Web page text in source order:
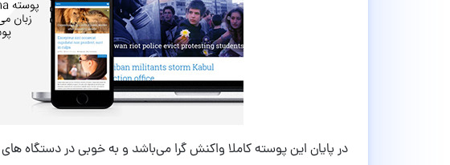
در پایان این پوسته کاملا واکنش گرا می‌باشد و به خوبی در دستگاه